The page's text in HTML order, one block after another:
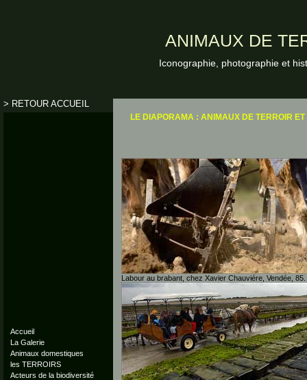
ANIMAUX DE
Iconographie, photographie et
> RETOUR ACCUEIL
Accueil
La Galerie
Animaux domestiques
les TERROIRS
Acteurs de la biodiversité
LE DIAPORAMA : ANIMAUX DE TERROIR
Labour au brabant, chez Xavier Chauviére, Vendée, 85.